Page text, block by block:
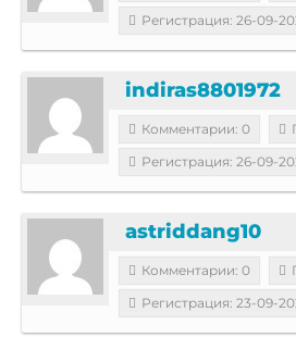
Регистрация: 26-09-
indiras8801972
Комментарии: 0
Регистрация: 26-09-
astriddang10
Комментарии: 0
Регистрация: 23-09-